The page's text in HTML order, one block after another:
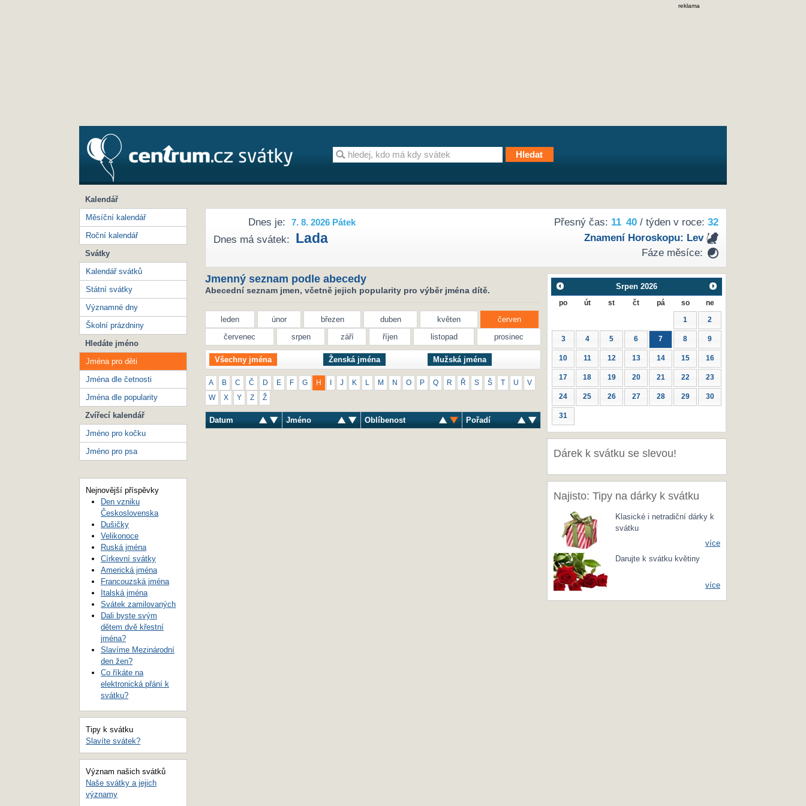
reklama
Přesný čas: 11 40/ týden v roce: 32
Znamení Horoskopu: Lev
Fáze měsíce:
Dnes je: 7. 8. 2026 Pátek
Dnes má svátek: Lada
Jmenný seznam podle abecedy
Abecední seznam jmen, včetně jejich popularity pro výběr jména dítě.
leden únor březen duben květen
červen
červenec
srpen září říjen listopad prosinec
Všechny jména Ženská jména Mužská jména
A B C Č D E F G H J K M N O P Q R Ř S Š U V
W X Y Z Ž
Datum Jméno Oblíbenost Pořadí
Srpen 2026
po út st čt pá so ne
1 2
3 4 5 6 7 8 9
10 11 12 13 14 15 16
17 18 19 20 21 22 23
24 25 26 27 28 29 30
31
Dárek k svátku se slevou!
Najisto: Tipy na dárky k svátku
Klasické i netradiční dárky k
svátku
více
Darujte k svátku květiny
více
Kalendář
Měsíční kalendář
Roční kalendář
Svátky
Kalendář svátků
Státní svátky
Významné dny
Školní prázdniny
Hledáte jméno
Jména pro děti
Jména dle četnosti
Jména dle popularity
Zvířecí kalendář
Jméno pro kočku
Jméno pro psa
Nejnovější příspěvky
Den vzniku
Československa
Dušičky
Velikonoce
Ruská jména
Církevní svátky
Americká jména
Francouzská jména
Italská jména
Svátek zamilovaných
Dali byste svým
dětem dvě křestní
jména?
Slavíme Mezinárodní
den žen?
Co říkáte na
elektronická přání k
svátku?
Tipy k svátku
Slavíte svátek?
Význam našich svátků
Naše svátky a jejich
významy